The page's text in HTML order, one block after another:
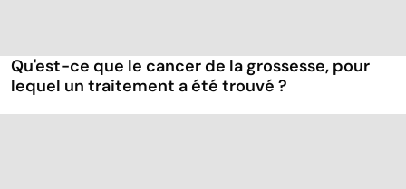
Qu'est-ce que le cancer de la grossesse, pour
lequel un traitement a été trouvé ?